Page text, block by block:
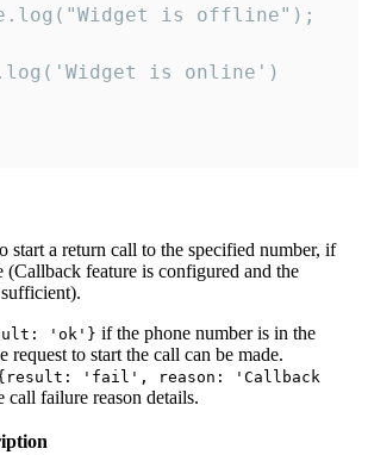
is offline");
is online')
start a return call to the specified number, if
(Callback feature is configured and the
'ok'} if the phone number is in the
request to start the call can be made.
'fail', reason: 'Callback
call failure reason details.